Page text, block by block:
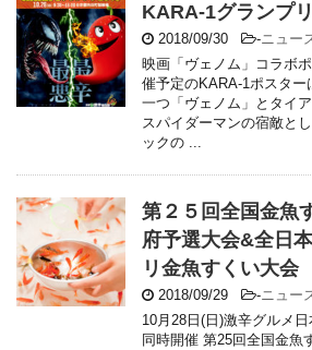
KARA-1グランプ
2018/09/30 -ニュー
映画「ヴェノム」コラボ
催予定のKARA-1ポスタ
一つ「ヴェノム」とタイ
スパイダーマンの宿敵と
ックの ...
第２５回全国金魚
府予選大会&全日
リ金魚すくい大会
2018/09/29 -ニュー
10月28日(日)激辛グルメ
同時開催 第25回全国金